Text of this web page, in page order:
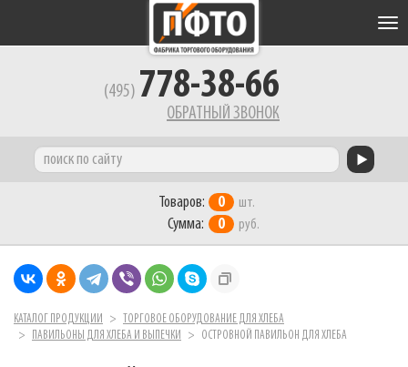
(495) 778-38-66
ОБРАТНЫЙ ЗВОНОК
Товаров: 0 шт.
Сумма: 0 руб.
КАТАЛОГ ПРОДУКЦИИ
ТОРГОВОЕ ОБОРУДОВАНИЕ ДЛЯ ХЛЕБА
ПАВИЛЬОНЫ ДЛЯ ХЛЕБА И ВЫПЕЧКИ
ОСТРОВНОЙ ПАВИЛЬОН ДЛЯ ХЛЕБА